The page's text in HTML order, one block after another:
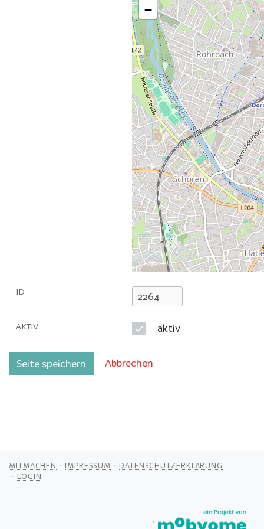
−
ID
AKTIV aktiv
Seite speichern Abbrechen
MITMACHEN IMPRESSUM
DATENSCHUTZERKLÄRUNG
LOGIN